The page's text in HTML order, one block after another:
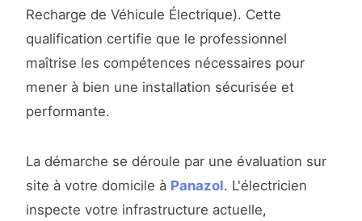
Recharge de Véhicule Électrique). Cette
qualification certifie que le professionnel
maîtrise les compétences nécessaires pour
mener à bien une installation sécurisée et
performante.
La démarche se déroule par une évaluation sur
site à votre domicile à Panazol. L'électricien
inspecte votre infrastructure actuelle,